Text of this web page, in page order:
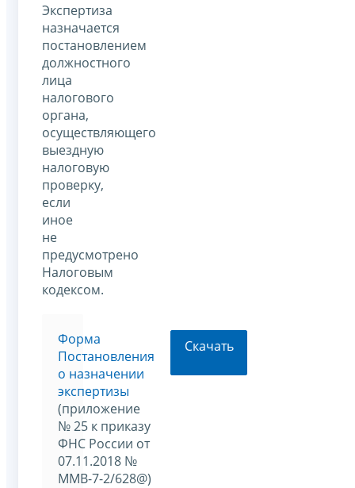
Экспертиза
назначается
постановлением
должностного
лица
налогового
органа,
осуществляющего
выездную
налоговую
проверку,
если
иное
не
предусмотрено
Налоговым
кодексом.
Форма
Постановления
о назначении
экспертизы
(приложение
№ 25 к приказу
ФНС России от
07.11.2018 №
ММВ-7-2/628@)
Скачать